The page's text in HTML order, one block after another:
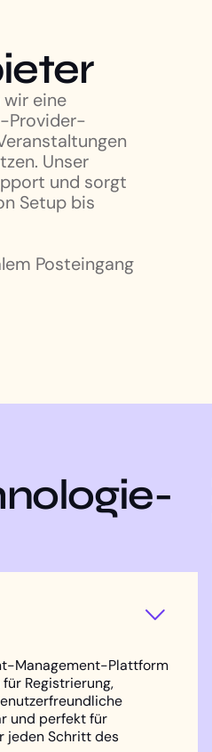
eine
Provider-
Unser
und sorgt
Setup bis
Posteingang
Management-Plattform
Registrierung,
und perfekt für
jeden Schritt des